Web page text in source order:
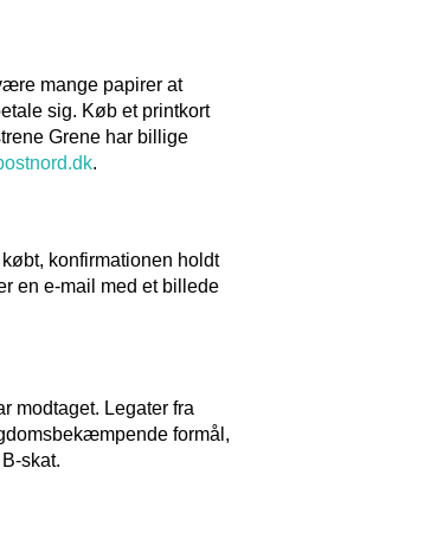
mange papirer at
sig. Køb et printkort
Grene har billige
.
konfirmationen holdt
en e-mail med et billede
modtaget. Legater fra
formål,
skat.